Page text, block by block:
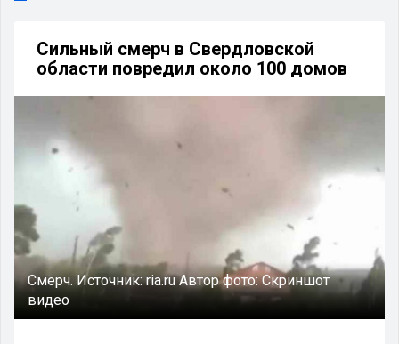
Сильный смерч в Свердловской
области повредил около 100 домов
Смерч.Источник:ria.ruАвтор фото:Скриншот
видео